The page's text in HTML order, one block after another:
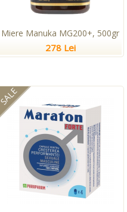
Miere Manuka MG200+, 500gr
278 Lei
SALE